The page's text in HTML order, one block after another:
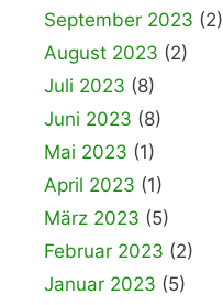
September 2023 (2)
August 2023 (2)
Juli 2023 (8)
Juni 2023 (8)
Mai 2023 (1)
April 2023 (1)
März 2023 (5)
Februar 2023 (2)
Januar 2023 (5)